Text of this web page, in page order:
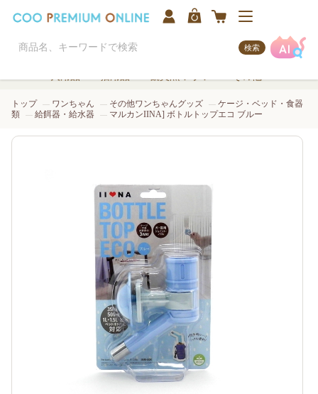
検索
トップ ワンちゃん その他ワンちゃんグッズ
ケージ・ベッド・食器
類
給餌器・給水器 マルカンIINA] ボトルトップエコ ブルー